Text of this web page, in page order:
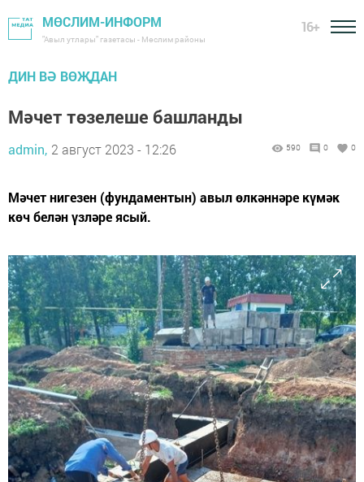
МӨСЛИМ-ИНФОРМ
"Авыл утлары" газетасы - Мөслим районы
16+
ДИН ВӘ ВӨҖДАН
Мәчет төзелеше башланды
admin, 2 август 2023 - 12:26 590 0 0
Мәчет нигезен (фундаментын) авыл өлкәннәре күмәк
көч белән үзләре ясый.